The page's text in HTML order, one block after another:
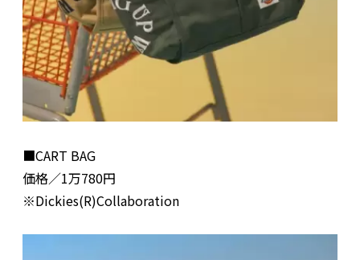
■CART BAG
価格／1万780円
※Dickies(R)Collaboration